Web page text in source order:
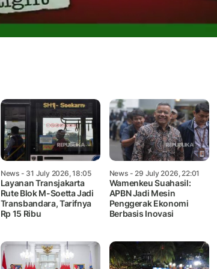
News- 31 July 2026, 18:05
Layanan Transjakarta
Rute Blok M-Soetta Jadi
Transbandara, Tarifnya
Rp 15 Ribu
News- 29 July 2026, 22:01
Wamenkeu Suahasil:
APBN Jadi Mesin
Penggerak Ekonomi
Berbasis Inovasi